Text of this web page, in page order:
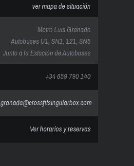
ver mapa de situación
Metro Luis Granado
Autobuses U1, SN1, 121, SN5
Junto a la Estación de Autobuses
+34 659 790 140
granada@crossfitsingularbox.com
Ver horarios y reservas